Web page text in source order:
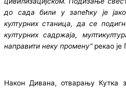
до сада били у запећку је
културних станица, да се
културних садржаја,
направити неку промену“рекао је
Након Дивана, отварању Кутка